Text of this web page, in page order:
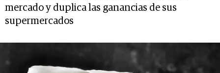
mercado y duplica las ganancias de sus
supermercados